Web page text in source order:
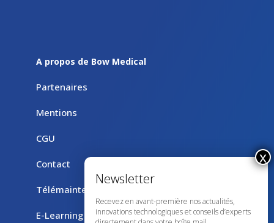
A propos de Bow Medical
Partenaires
Mentions
CGU
Contact
Télémaintenance avec TeamViewer
E-Learning
Recevez en avant-première nos actualités,
innovations technologiques et conseils d’experts